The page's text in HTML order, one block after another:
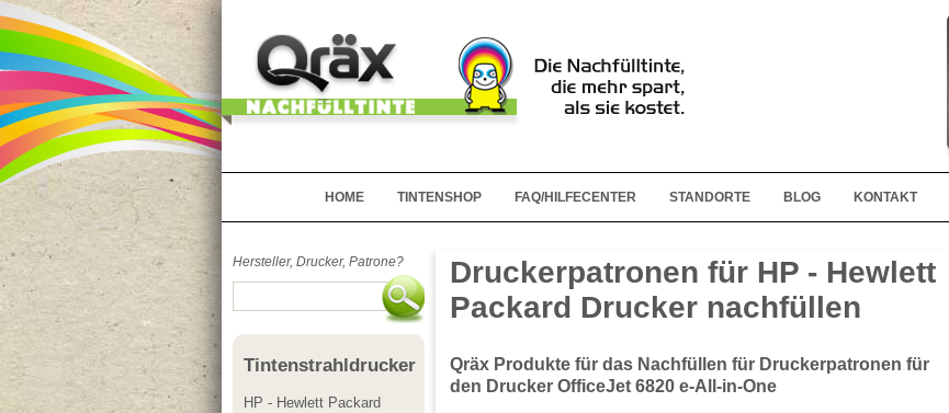
HOME TINTENSHOP FAQ/HILFECENTER STANDORTE BLOG KONTAKT
Hersteller, Drucker, Patrone?
Tintenstrahldrucker
HP - Hewlett Packard
Druckerpatronen für HP - Hewlett
Packard Drucker nachfüllen
Qräx Produkte für das Nachfüllen für Druckerpatronen für
den Drucker OfficeJet 6820 e-All-in-One